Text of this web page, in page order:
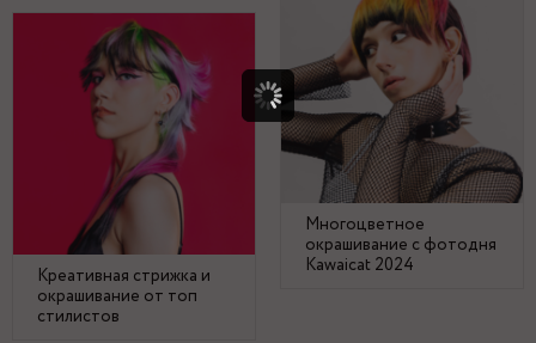
Многоцветное
окрашивание с фотодня
Kawaicat 2024
Креативная стрижка и
окрашивание от топ
стилистов